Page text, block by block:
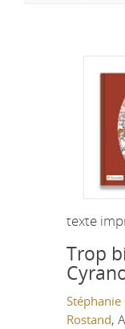
texte
Trop
Stéphanie
Rostand,